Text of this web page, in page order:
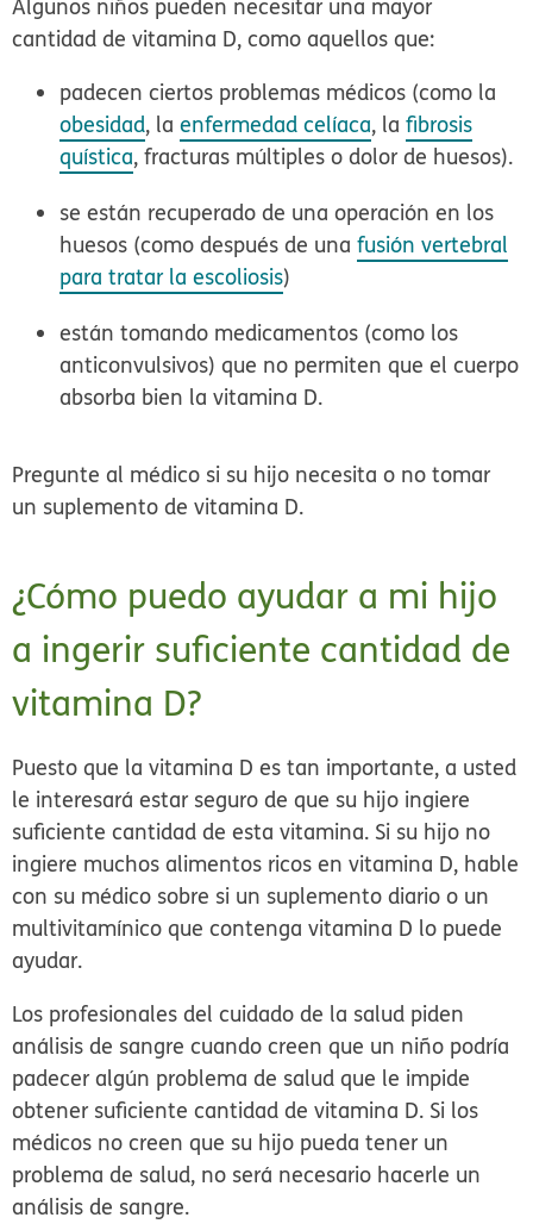
Algunos niños pueden necesitar una mayor
cantidad de vitamina D, como aquellos que:
padecen ciertos problemas médicos (como la
obesidad, laenfermedad celíaca, lafibrosis
quística, fracturas múltiples o dolor de huesos).
se están recuperado de una operación en los
huesos (como después de unafusión vertebral
para tratar la escoliosis)
están tomando medicamentos (como los
anticonvulsivos) que no permiten que el cuerpo
absorba bien la vitamina D.
Pregunte al médico si su hijo necesita o no tomar
un suplemento de vitamina D.
¿Cómo puedo ayudar a mi hijo
a ingerir suficiente cantidad de
vitamina D?
Puesto que la vitamina D es tan importante, a usted
le interesará estar seguro de que su hijo ingiere
suficiente cantidad de esta vitamina. Si su hijo no
ingiere muchos alimentos ricos en vitamina D, hable
con su médico sobre si un suplemento diario o un
multivitamínico que contenga vitamina D lo puede
ayudar.
Los profesionales del cuidado de la salud piden
análisis de sangre cuando creen que un niño podría
padecer algún problema de salud que le impide
obtener suficiente cantidad de vitamina D. Si los
médicos no creen que su hijo pueda tener un
problema de salud, no será necesario hacerle un
análisis de sangre.